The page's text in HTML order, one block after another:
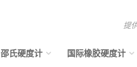
提
邵氏硬度计 国际橡胶硬度计